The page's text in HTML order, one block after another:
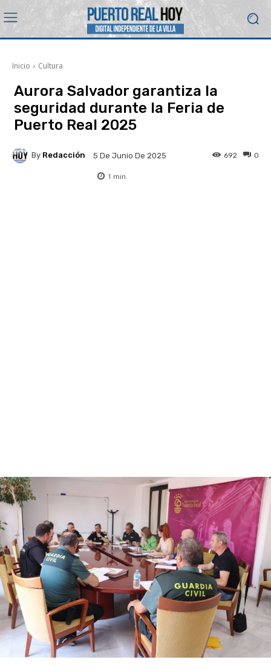
Inicio Cultura
Aurora Salvador garantiza la
seguridad durante la Feria de
Puerto Real 2025
By Redacción 5 De Junio De 2025 0
692
1 min.